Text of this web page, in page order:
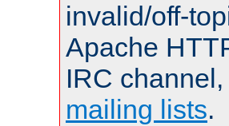
invalid/off-
Apache
IRC
mailing lists.